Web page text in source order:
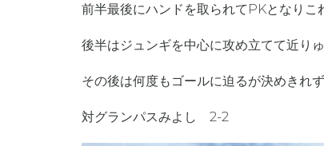
前半最後にハンドを取られてPKとなりこ
後半はジュンギを中心に攻め立てて近り
その後は何度もゴールに迫るが決めきれ
対グランパスみよし 2-2